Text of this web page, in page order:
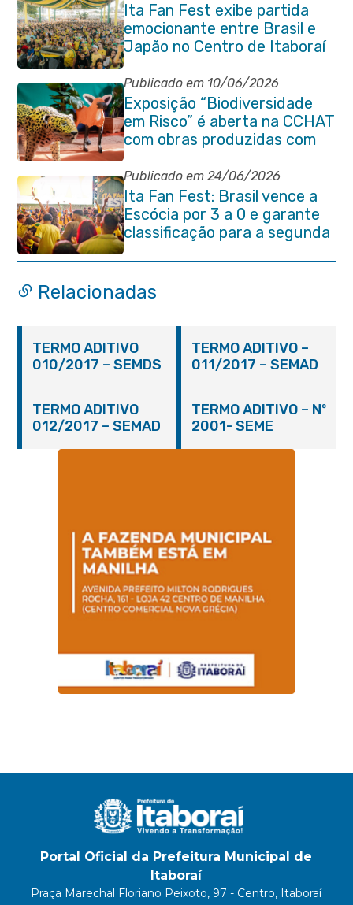
Ita Fan Fest exibe partida
emocionante entre Brasil e
Japão no Centro de Itaboraí
Publicado em 10/06/2026
Exposição “Biodiversidade
em Risco” é aberta na CCHAT
com obras produzidas com
ajuda de alunos da rede
municipal
Publicado em 24/06/2026
Ita Fan Fest: Brasil vence a
Escócia por 3 a 0 e garante
classificação para a segunda
fase da Copa do Mundo
Relacionadas
TERMO ADITIVO
010/2017 – SEMDS
TERMO ADITIVO –
011/2017 – SEMAD
TERMO ADITIVO
012/2017 – SEMAD
TERMO ADITIVO – Nº
2001- SEME
Portal Oficial da Prefeitura Municipal de
Itaboraí
Praça Marechal Floriano Peixoto, 97 - Centro, Itaboraí